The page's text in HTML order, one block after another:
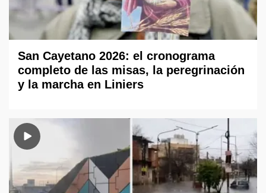
San Cayetano 2026: el cronograma
completo de las misas, la peregrinación
y la marcha en Liniers